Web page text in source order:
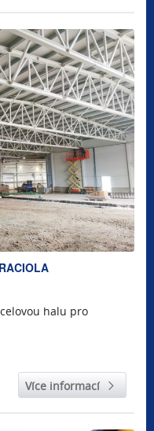
halu pro
Více informací